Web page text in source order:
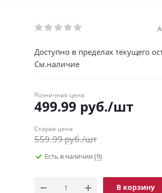
Доступно в пределах текущего
См.наличие
Розничная цена
499.99 руб./шт
Старая цена
559.99руб./шт
Есть в наличии (9)
В корзину